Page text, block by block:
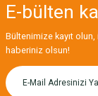
MIKNATISLI İĞNE
E-bülten
Bültenimize kayıt
haberiniz olsun!